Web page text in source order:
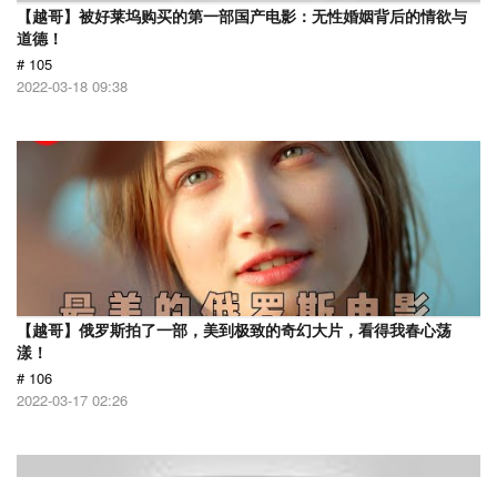
【越哥】被好莱坞购买的第一部国产电影：无性婚姻背后的情欲与
道德！
# 105
2022-03-18 09:38
【越哥】俄罗斯拍了一部，美到极致的奇幻大片，看得我春心荡
漾！
# 106
2022-03-17 02:26